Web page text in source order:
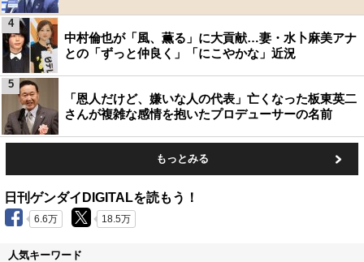
中村倫也が「風、薫る」に大貢献…妻・水卜麻美アナ
との「ずっと仲良く」「にこやかな」近況
4
「恩人だけど、嫌いな人の代表」亡くなった板東英二
さんが複雑な感情を抱いたプロデューサーの名前
5
もっとみる
日刊ゲンダイDIGITALを読もう！
6.6万 18.5万
人気キーワード